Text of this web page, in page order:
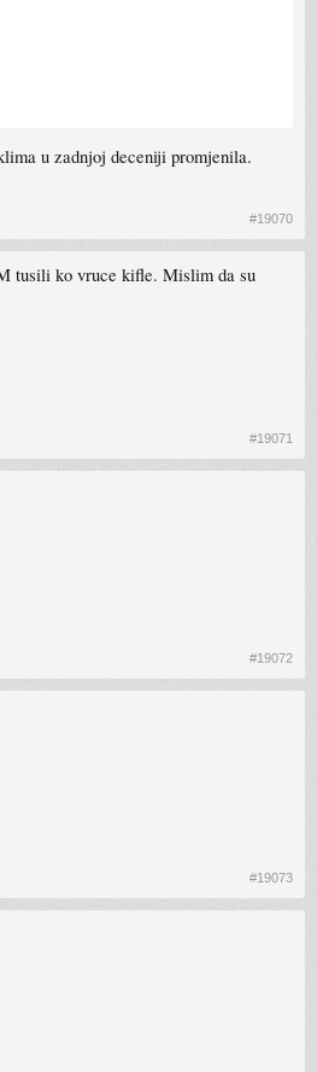
u zadnjoj deceniji promjenila.
#19070
tusili ko vruce kifle. Mislim da su
#19071
#19072
#19073